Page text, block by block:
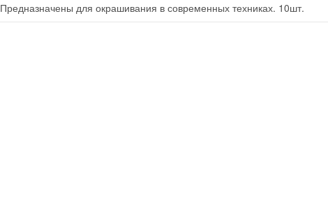
Предназначены для окрашивания в современных техниках. 10шт.